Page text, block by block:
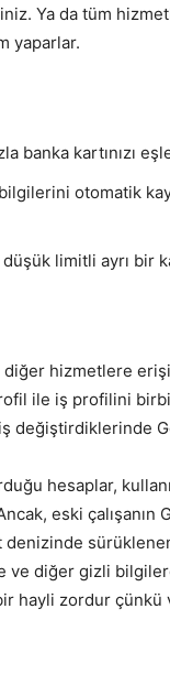
Ya da tüm
yaparlar.
banka kartınızı
bilgilerini otomatik
limitli ayrı bir
hizmetlere
ile iş profilini
değiştirdiklerinde
hesaplar,
eski çalışanın
ve diğer gizli
hayli zordur çünkü